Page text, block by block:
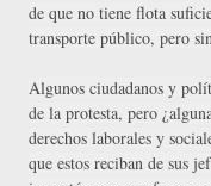
de que no tiene flota
transporte público, pero
Algunos ciudadanos y
de la protesta, pero
derechos laborales y
que estos reciban de sus